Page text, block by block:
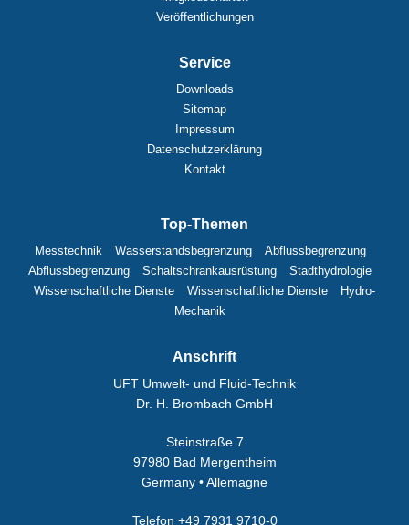
Veröffentlichungen
Service
Downloads
Sitemap
Impressum
Datenschutzerklärung
Kontakt
Top-Themen
Messtechnik Wasserstandsbegrenzung
Abflussbegrenzung
Abflussbegrenzung
Schaltschrankausrüstung
Stadthydrologie
Wissenschaftliche Dienste
Wissenschaftliche Dienste
Hydro-
Mechanik
Anschrift
UFT Umwelt- und Fluid-Technik
Dr. H. Brombach GmbH
Steinstraße 7
97980 Bad Mergentheim
Germany • Allemagne
Telefon +49 7931 9710-0